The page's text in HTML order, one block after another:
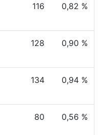
116 0,82 %
128 0,90 %
134 0,94 %
80 0,56 %